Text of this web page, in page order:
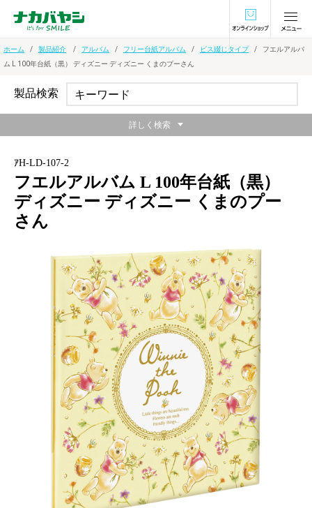
オンラインショ
ホーム 製品紹介 アルバム フリー台紙アルバム ビス綴じタイプ
フエルアルバ
ム L 100年台紙（黒） ディズニー ディズニー くまのプーさん
ｱH-LD-107-2
フエルアルバム L 100年台紙（黒）
ディズニー ディズニー くまのプー
さん
定番のLサイズ・フエルアルバム
メーカー希望小売価格：
オープン
100年台紙とは、台紙表面をアルミ箔でコーティングしているこ
とで、吸湿・乾燥・光による台紙の変形・変色などが起きにく
く、耐久性に優れており、当社フリー台紙の約5倍の耐久性を持
っています。また、エンボス加工によりフィルムを戻した際に空
気抜けがよく、シワになりにくくなっています。
製品検索
詳しく検索